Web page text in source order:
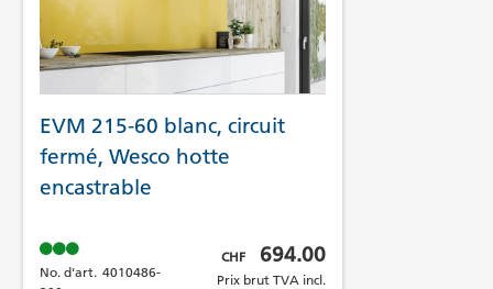
EVM 215-60 blanc, circuit
fermé, Wesco hotte
encastrable
Prix brut TVA incl.
CHF 694.00
Prix brut TVA incl.
No. d'art. 4010486-